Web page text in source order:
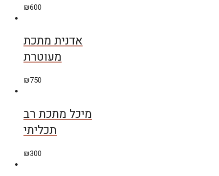
₪600
אדנית מתכת
מעוטרת
₪750
מיכל מתכת רב
תכליתי
₪300